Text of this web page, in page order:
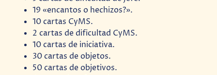
19 «encantos o hechizos?».
10 cartas CyMS.
2 cartas de dificultad CyMS.
10 cartas de iniciativa.
30 cartas de objetos.
50 cartas de objetivos.